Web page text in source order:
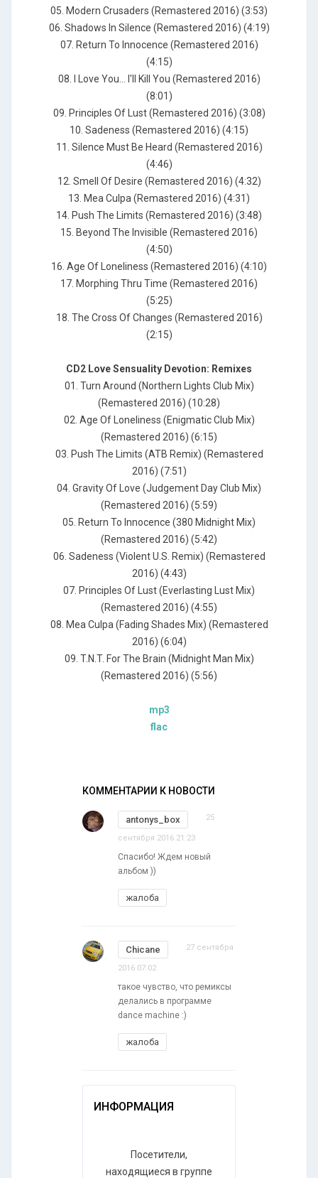
05. Modern Crusaders (Remastered 2016) (3:53)
06. Shadows In Silence (Remastered 2016) (4:19)
07. Return To Innocence (Remastered 2016)
(4:15)
08. I Love You... I'll Kill You (Remastered 2016)
(8:01)
09. Principles Of Lust (Remastered 2016) (3:08)
10. Sadeness (Remastered 2016) (4:15)
11. Silence Must Be Heard (Remastered 2016)
(4:46)
12. Smell Of Desire (Remastered 2016) (4:32)
13. Mea Culpa (Remastered 2016) (4:31)
14. Push The Limits (Remastered 2016) (3:48)
15. Beyond The Invisible (Remastered 2016)
(4:50)
16. Age Of Loneliness (Remastered 2016) (4:10)
17. Morphing Thru Time (Remastered 2016)
(5:25)
18. The Cross Of Changes (Remastered 2016)
(2:15)
CD2 Love Sensuality Devotion: Remixes
01. Turn Around (Northern Lights Club Mix)
(Remastered 2016) (10:28)
02. Age Of Loneliness (Enigmatic Club Mix)
(Remastered 2016) (6:15)
03. Push The Limits (ATB Remix) (Remastered
2016) (7:51)
04. Gravity Of Love (Judgement Day Club Mix)
(Remastered 2016) (5:59)
05. Return To Innocence (380 Midnight Mix)
(Remastered 2016) (5:42)
06. Sadeness (Violent U.S. Remix) (Remastered
2016) (4:43)
07. Principles Of Lust (Everlasting Lust Mix)
(Remastered 2016) (4:55)
08. Mea Culpa (Fading Shades Mix) (Remastered
2016) (6:04)
09. T.N.T. For The Brain (Midnight Man Mix)
(Remastered 2016) (5:56)
mp3
flac
КОММЕНТАРИИ К НОВОСТИ
antonys_box 25
сентября 2016 21:23
Спасибо! Ждем новый
альбом ))
жалоба
Chicane 27 сентября
2016 07:02
такое чувство, что ремиксы
делались в программе
dance machine :)
жалоба
ИНФОРМАЦИЯ
Посетители,
находящиеся в группе